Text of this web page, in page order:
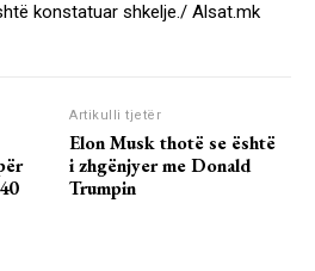
konstatuar shkelje./ Alsat.mk
Artikulli tjetër
Elon Musk thotë se është
i zhgënjyer me Donald
Trumpin